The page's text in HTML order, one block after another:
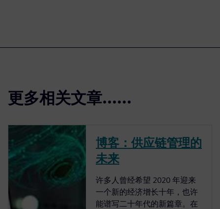
更多相关文章......
博客：供应链管理的
未来
许多人曾经希望 2020 年迎来
一个新的经济增长十年，也许
能谱写二十年代的新篇章。在